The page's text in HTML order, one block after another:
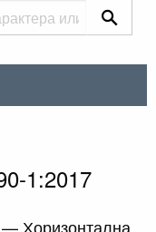
1:2017
— Хоризонтална